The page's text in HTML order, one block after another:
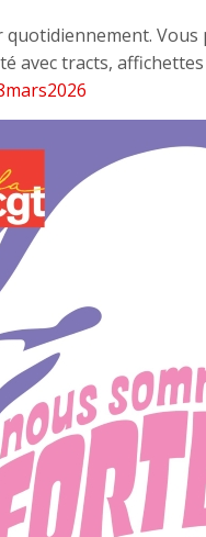
quotidiennement.
avec tracts,